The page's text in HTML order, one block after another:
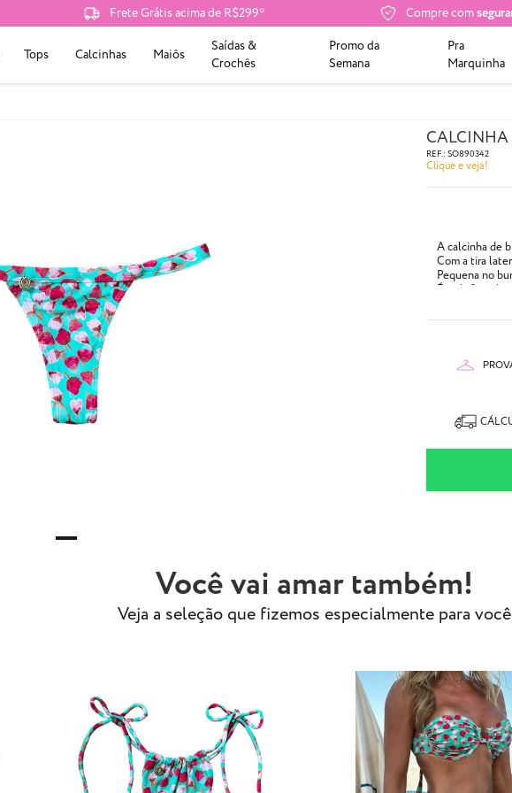
Frete Grátis acima de R$299* Compre com
Tops Calcinhas Maiôs
Saídas &
Crochês
Promo da
Semana
Pra
Marquinha
REF.: SO890342
Clique e veja!
A calcinha de
Com a tira
Pequena no
É toda forrada.
- Semi-fio
- Composição:
90%
- Modelo Usa
Obs.:
exatamente
Você vai amar também!
Veja a seleção que fizemos especialmente para você